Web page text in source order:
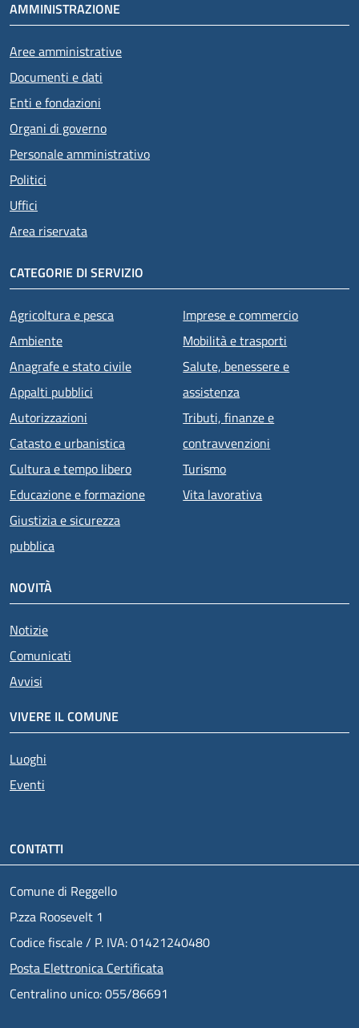
AMMINISTRAZIONE
Aree amministrative
Documenti e dati
Enti e fondazioni
Organi di governo
Personale amministrativo
Politici
Uffici
Area riservata
CATEGORIE DI SERVIZIO
Agricoltura e pesca
Ambiente
Anagrafe e stato civile
Appalti pubblici
Autorizzazioni
Catasto e urbanistica
Cultura e tempo libero
Educazione e formazione
Giustizia e sicurezza
pubblica
Imprese e commercio
Mobilità e trasporti
Salute, benessere e
assistenza
Tributi, finanze e
contravvenzioni
Turismo
Vita lavorativa
NOVITÀ
Notizie
Comunicati
Avvisi
VIVERE IL COMUNE
Luoghi
Eventi
CONTATTI
Comune di Reggello
P.zza Roosevelt 1
Codice fiscale / P. IVA: 01421240480
Posta Elettronica Certificata
Centralino unico: 055/86691